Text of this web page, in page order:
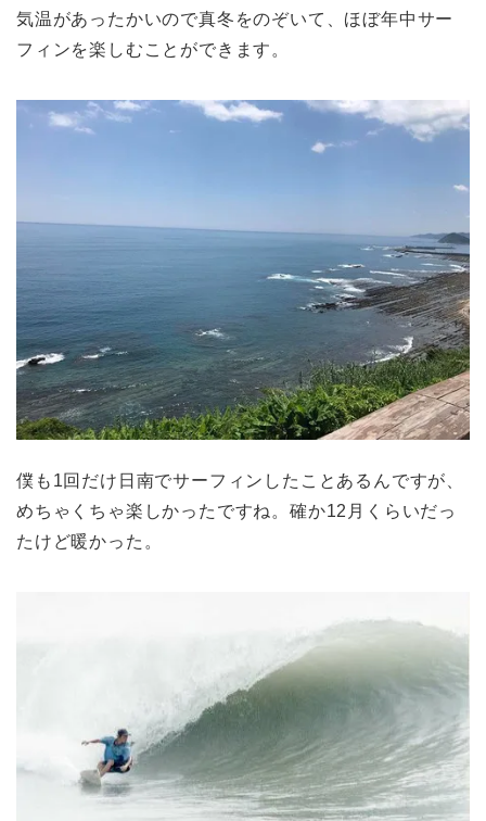
気温があったかいので真冬をのぞいて、ほぼ年中サー
フィンを楽しむことができます。
僕も1回だけ日南でサーフィンしたことあるんですが、
めちゃくちゃ楽しかったですね。確か12月くらいだっ
たけど暖かった。